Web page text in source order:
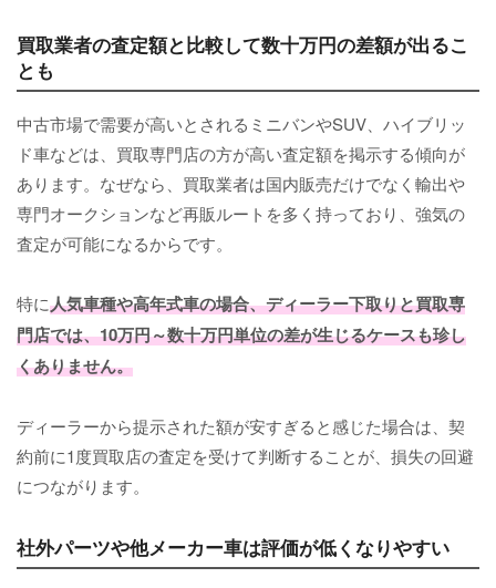
買取業者の査定額と比較して数十万円の差額が出るこ
とも
中古市場で需要が高いとされるミニバンやSUV、ハイブリッ
ド車などは、買取専門店の方が高い査定額を掲示する傾向が
あります。なぜなら、買取業者は国内販売だけでなく輸出や
専門オークションなど再販ルートを多く持っており、強気の
査定が可能になるからです。
特に人気車種や高年式車の場合、ディーラー下取りと買取専
門店では、10万円～数十万円単位の差が生じるケースも珍し
くありません。
ディーラーから提示された額が安すぎると感じた場合は、契
約前に1度買取店の査定を受けて判断することが、損失の回避
につながります。
社外パーツや他メーカー車は評価が低くなりやすい